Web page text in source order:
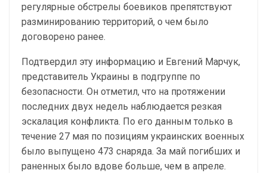
регулярные обстрелы боевиков препятствуют
разминированию территорий, о чем было
договорено ранее.
Подтвердил эту информацию и Евгений Марчук,
представитель Украины в подгруппе по
безопасности. Он отметил, что на протяжении
последних двух недель наблюдается резкая
эскалация конфликта. По его данным только в
течение 27 мая по позициям украинских военных
было выпущено 473 снаряда. За май погибших и
раненных было вдове больше, чем в апреле.